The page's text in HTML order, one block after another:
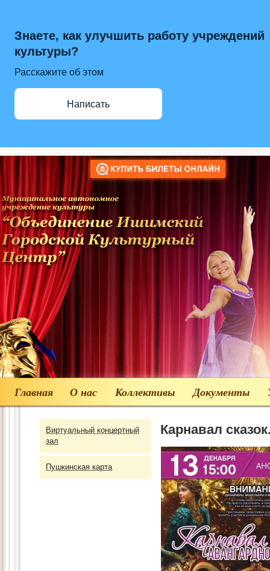
Знаете, как улучшить работу учреждений
культуры?
Расскажите об этом
Написать
Главная О нас Коллективы Документы
Виртуальный концертный
зал
Пушкинская карта
Карнавал